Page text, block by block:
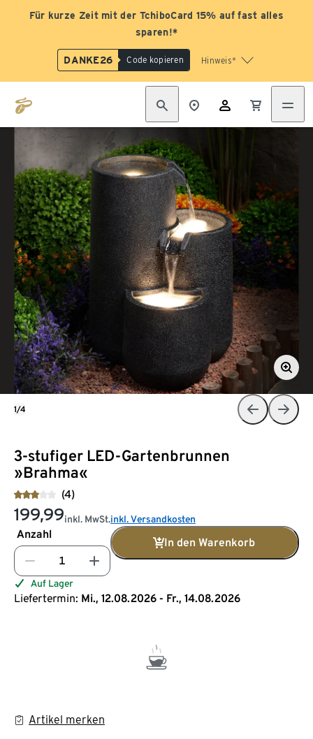
Für kurze Zeit mit der TchiboCard 15% auf fast alles
sparen!*
DANKE26 Code kopieren Hinweis*
3-stufiger LED-Gartenbrunnen
»Brahma«
(4)
199,99inkl. MwSt.inkl. Versandkosten
Anzahl
In den Warenkorb
Auf Lager
Liefertermin: Mi., 12.08.2026 - Fr., 14.08.2026
Artikel merken
1/4